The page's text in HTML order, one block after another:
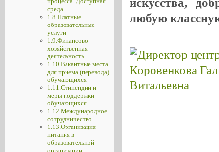
среда
1.8.Платные
образовательные
услуги
1.9.Финансово-
хозяйственная
деятельность
1.10.Вакантные места
для приема (перевода)
обучающихся
1.11.Стипендии и
меры поддержки
обучающихся
1.12.Международное
сотрудничество
1.13.Организация
питания в
образовательной
организации
любую